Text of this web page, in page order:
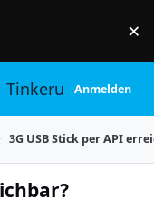
×
TinkerunityAnmelden
3G USB Stick per API